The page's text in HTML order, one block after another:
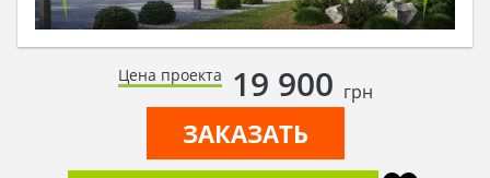
Цена проекта 19 900 грн
ЗАКАЗАТЬ